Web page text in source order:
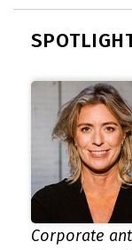
Corporate